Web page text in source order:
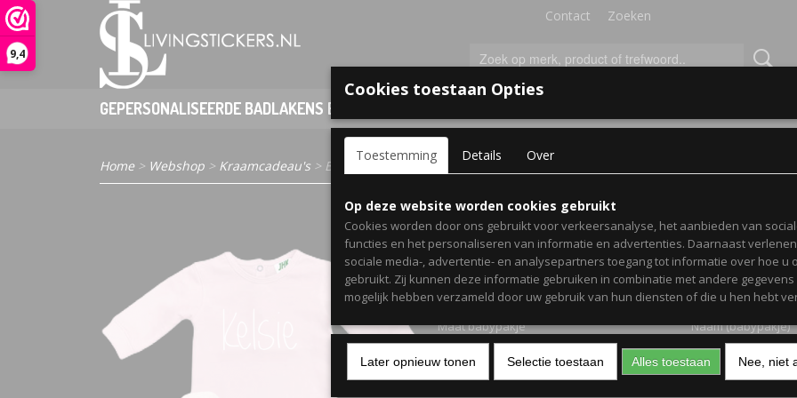
9,4
Contact Zoeken
GEPERSONALISEERDE BADLAKENS EN PONCHO'S VOOR KINDEREN
Home> Webshop > Kraamcadeau's > Babycadeau set - Babypakje en knuffel met naam roze
Babycadeau set -
knuffel met naam roze
€ 35,95 (inclusief btw 21%)
Maat babypakje Naam (babypakje)
Cookies toestaan Opties
Toestemming Details Over
Op deze website worden cookies gebruikt
Cookies worden door ons gebruikt voor verkeersanalyse, het aanbieden van
functies en het personaliseren van informatie en advertenties. Daarnaast
sociale media-, advertentie- en analysepartners toegang tot informatie over hoe u
gebruikt. Zij kunnen deze informatie gebruiken in combinatie met andere gegevens
mogelijk hebben verzameld door uw gebruik van hun diensten of die u hen hebt
Later opnieuw tonen Selectie toestaan Alles toestaan Nee, niet